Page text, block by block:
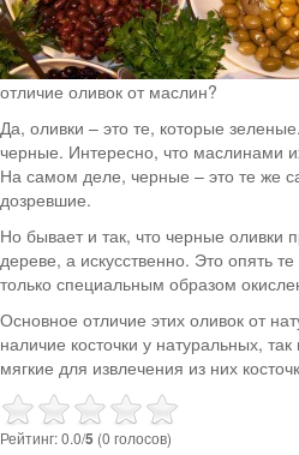
отличие оливок от маслин?
Да, оливки – это те, которые
черные. Интересно, что маслинами
На самом деле, черные – это те же
дозревшие.
Но бывает и так, что черные оливки
дереве, а искусственно. Это опять
только специальным образом
Основное отличие этих оливок от
наличие косточки у натуральных,
мягкие для извлечения из них
Рейтинг: 0.0/5 (0 голосов)